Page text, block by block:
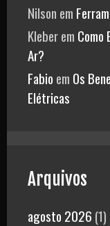
Nilson em
Kleberem Como
Ar?
Fabio em Os
Elétricas
Arquivos
agosto 2026 (1)